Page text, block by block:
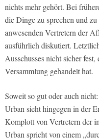
nichts mehr gehört. Bei
die Dinge zu sprechen und
anwesenden Vertretern der
ausführlich diskutiert.
Ausschusses nicht sicher
Versammlung gehandelt hat.
Soweit so gut oder auch
Urban sieht hingegen in der
Komplott von Vertretern der
Urban spricht von einem